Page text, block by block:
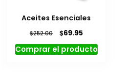
Aceites Esenciales
$252.00
precio
original
$69.95El
precio
actual
Comprar el producto